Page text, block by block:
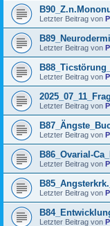
Letzter Beitrag von
Letzter Beitrag von
Letzter Beitrag von
Letzter Beitrag von
Letzter Beitrag von
B86_Ovarial-
Letzter Beitrag von
Letzter Beitrag von
Letzter Beitrag von